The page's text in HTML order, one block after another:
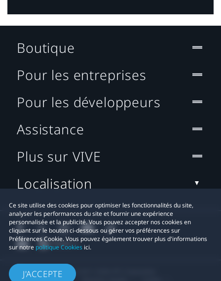
Ce site utilise des cookies pour optimiser les fonctionnalités du site,
analyser les performances du site et fournir une expérience
personnalisée et la publicité. Vous pouvez accepter nos cookies en
cliquant sur le bouton ci-dessous ou gérer vos préférences sur
Préférences Cookie. Vous pouvez également trouver plus d'informations
sur notre politique Cookies ici.
J'ACCEPTE
Boutique
Pour les entreprises
Pour les développeurs
Assistance
Plus sur VIVE
Localisation
© 2011-2026 HTC Corporation